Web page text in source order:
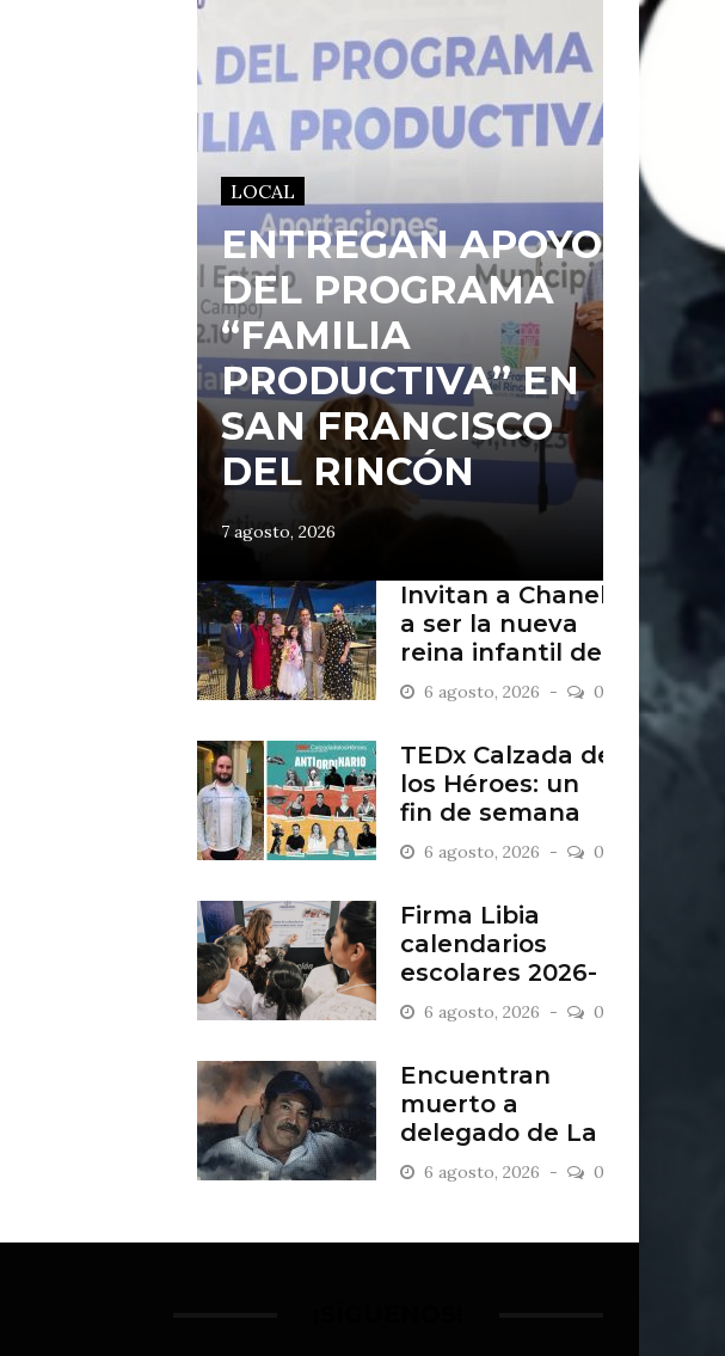
LOCAL
ENTREGAN APOYOS
DEL PROGRAMA
“FAMILIA
PRODUCTIVA” EN
SAN FRANCISCO
DEL RINCÓN
7 agosto, 2026
Invitan a Chanel
a ser la nueva
reina infantil de
San Francisco
del Rincón
6 agosto, 2026 0
TEDx Calzada de
los Héroes: un
fin de semana
“Antiordinario”
en León
6 agosto, 2026 0
Firma Libia
calendarios
escolares 2026-
2027
6 agosto, 2026 0
Encuentran
muerto a
delegado de La
Sandía
6 agosto, 2026 0